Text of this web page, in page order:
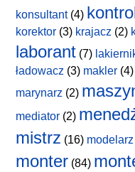
konsultant(4)
korektor (3) krajacz (2)
laborant (7)
ładowacz (3) makler (4)
marynarz (2)
mediator (2)
mistrz (16) modelarz
monter (84)